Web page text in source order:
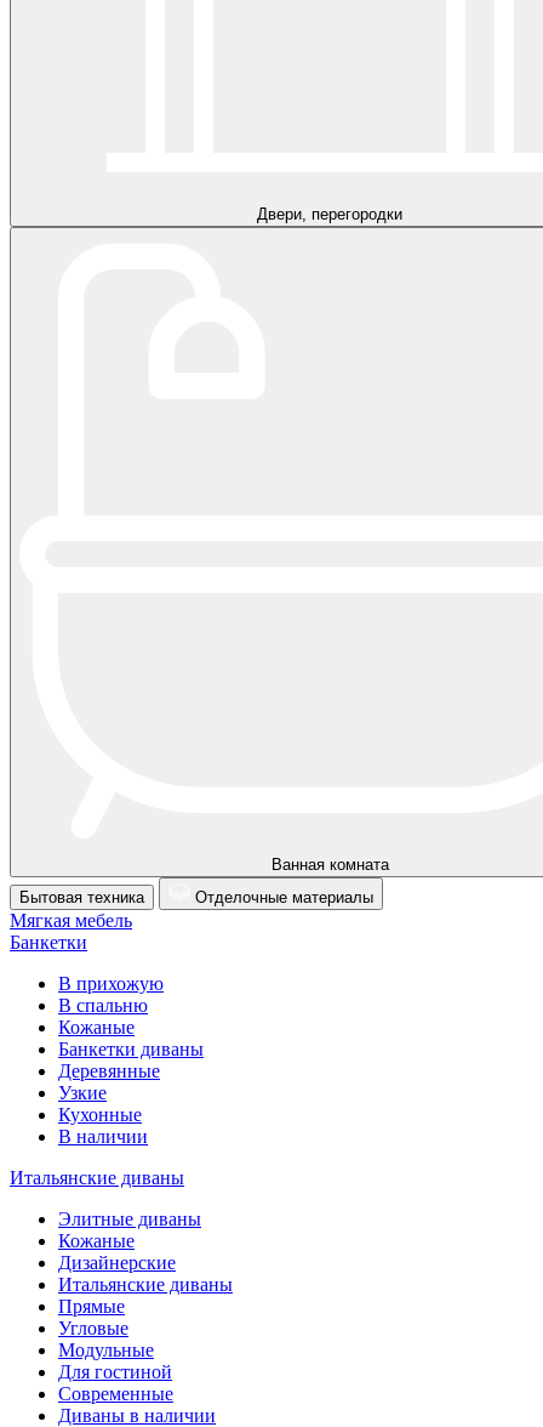
Двери, перегородки
Ванная комната
Бытовая техника
Отделочные материалы
Мягкая мебель
Банкетки
В прихожую
В спальню
Кожаные
Банкетки диваны
Деревянные
Узкие
Кухонные
В наличии
Итальянские диваны
Элитные диваны
Кожаные
Дизайнерские
Итальянские диваны
Прямые
Угловые
Модульные
Для гостиной
Современные
Диваны в наличии